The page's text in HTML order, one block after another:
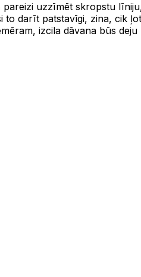
uzzīmēt skropstu
darīt patstavīgi, zina, cik
izcila dāvana būs